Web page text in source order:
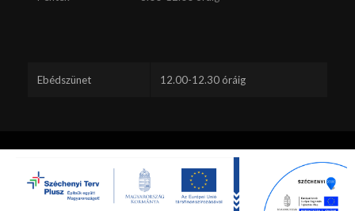
Ebédszünet 12.00-12.30 óráig
Minden jog fenntartva - Lábatlan - Hibajelentés küldés
Ez a webhely sütiket használ. A webhely böngészésének folytatásával
Ön elfogadja a sütik használatát.
Rendben Beállítások